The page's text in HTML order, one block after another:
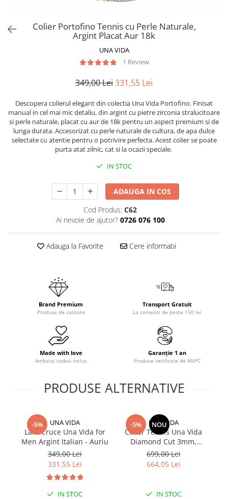
Colier Portofino Tennis cu Perle Naturale,
Argint Placat Aur 18k
UNA VIDA
1 Review
349,00 Lei331,55 Lei
Descopera colierul elegant din colectia Una Vida Portofino. Finisat
manual in cel mai mic detaliu, din argint cu pietre zirconia stralucitoare
si perle naturale, placat cu aur de 18k pentru un aspect premium si de
lunga durata. Accesorizat cu perle naturale de cultura, de apa dulce
selectate cu atentie pentru o potrivire perfecta. Acest colier se poate
purta atat zilnic, cat si la ocazii speciale.
IN STOC
ADAUGA IN COS
Cod Produs: C62
Ai nevoie de ajutor? 0726 076 100
Adauga la Favorite Cere informatii
Brand Premium
Produse de calitate
Transport Gratuit
La comenzi de peste 150 lei
Made with love
Ambalaj cadou inclus
Garanție 1 an
Produse verificate de ANPC
PRODUSE ALTERNATIVE
-5% UNA VIDA
Lant Cruce Una Vida for
Men Argint Italian - Auriu
349,00 Lei
331,55 Lei
IN STOC
-5% NOU
UNA VIDA
Colier Tennis Una Vida
Diamond Cut 3mm,
Argint 925
699,00 Lei
664,05 Lei
IN STOC